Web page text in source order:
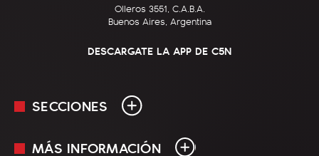
Olleros 3551, C.A.B.A.
Buenos Aires, Argentina
DESCARGATE LA APP DE C5N
SECCIONES
En Vivo
MÁS INFORMACIÓN